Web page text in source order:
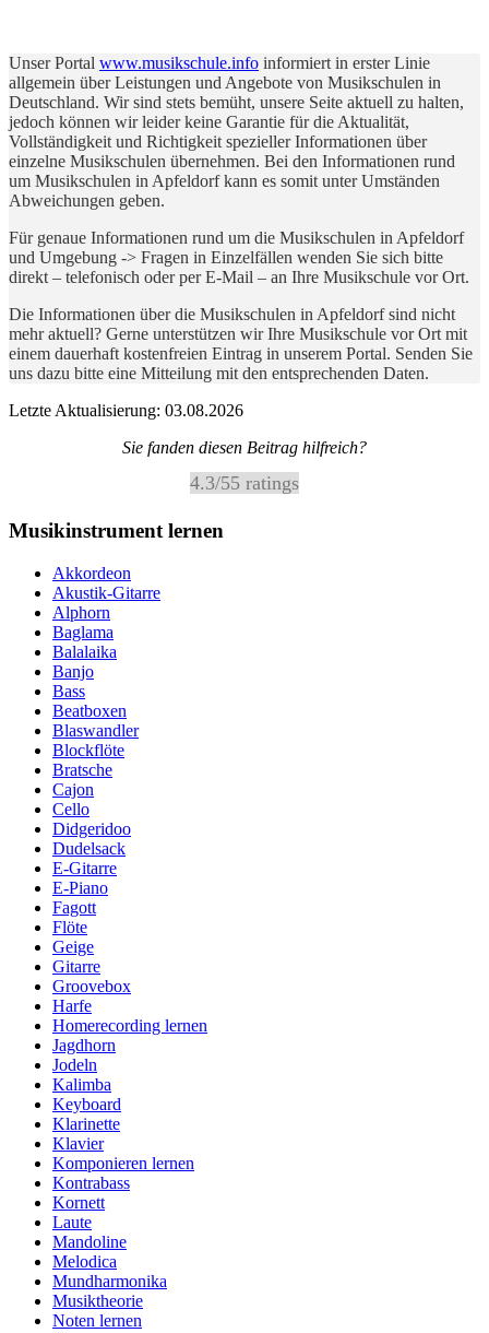
Unser Portal www.musikschule.info informiert in erster Linie
allgemein über Leistungen und Angebote von Musikschulen in
Deutschland. Wir sind stets bemüht, unsere Seite aktuell zu halten,
jedoch können wir leider keine Garantie für die Aktualität,
Vollständigkeit und Richtigkeit spezieller Informationen über
einzelne Musikschulen übernehmen. Bei den Informationen rund
um Musikschulen in Apfeldorf kann es somit unter Umständen
Abweichungen geben.
Für genaue Informationen rund um die Musikschulen in Apfeldorf
und Umgebung -> Fragen in Einzelfällen wenden Sie sich bitte
direkt – telefonisch oder per E-Mail – an Ihre Musikschule vor Ort.
Die Informationen über die Musikschulen in Apfeldorf sind nicht
mehr aktuell? Gerne unterstützen wir Ihre Musikschule vor Ort mit
einem dauerhaft kostenfreien Eintrag in unserem Portal. Senden Sie
uns dazu bitte eine Mitteilung mit den entsprechenden Daten.
Letzte Aktualisierung: 03.08.2026
Sie fanden diesen Beitrag hilfreich?
4.3/55 ratings
Musikinstrument lernen
Akkordeon
Akustik-Gitarre
Alphorn
Baglama
Balalaika
Banjo
Bass
Beatboxen
Blaswandler
Blockflöte
Bratsche
Cajon
Cello
Didgeridoo
Dudelsack
E-Gitarre
E-Piano
Fagott
Flöte
Geige
Gitarre
Groovebox
Harfe
Homerecording lernen
Jagdhorn
Jodeln
Kalimba
Keyboard
Klarinette
Klavier
Komponieren lernen
Kontrabass
Kornett
Laute
Mandoline
Melodica
Mundharmonika
Musiktheorie
Noten lernen